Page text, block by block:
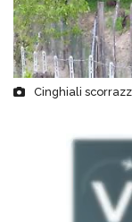
Cinghiali